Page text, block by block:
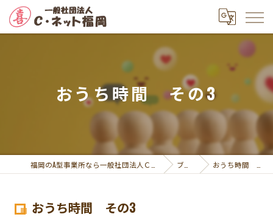
おうち時間 その3
ブログ おうち時間 その3
おうち時間 その3